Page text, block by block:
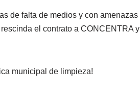
de falta de medios y con
el contrato a CONCENTRA
municipal de limpieza!